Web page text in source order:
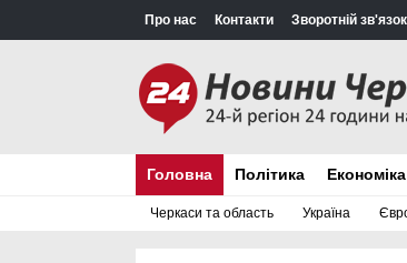
Про нас Контакти Зворотній зв'язок
Головна
Черкаси та область Україна
Політика Економіка